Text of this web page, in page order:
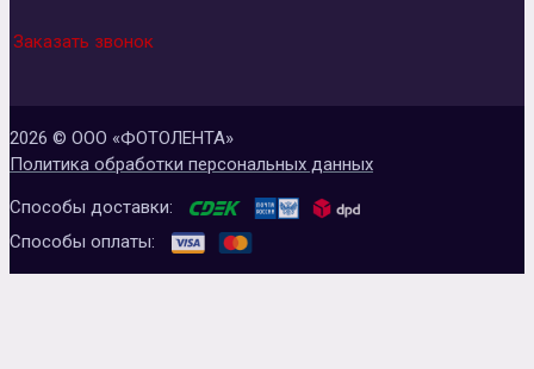
Заказать звонок
2026 © ООО «ФОТОЛЕНТА»
Политика обработки персональных данных
Способы доставки:
Способы оплаты: